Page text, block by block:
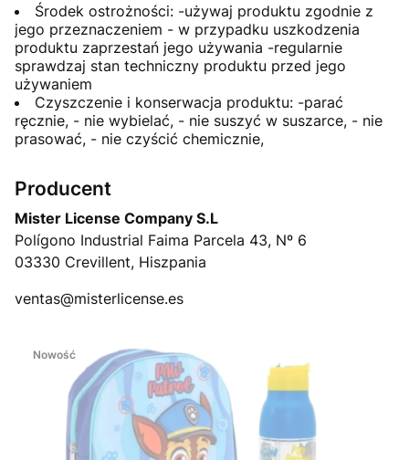
Środek ostrożności: -używaj produktu zgodnie z
jego przeznaczeniem - w przypadku uszkodzenia
produktu zaprzestań jego używania -regularnie
sprawdzaj stan techniczny produktu przed jego
używaniem
Czyszczenie i konserwacja produktu: -parać
ręcznie, - nie wybielać, - nie suszyć w suszarce, - nie
prasować, - nie czyścić chemicznie,
Producent
Mister License Company S.L
Polígono Industrial Faima Parcela 43, Nº 6
03330 Crevillent, Hiszpania
ventas@misterlicense.es
Nowość